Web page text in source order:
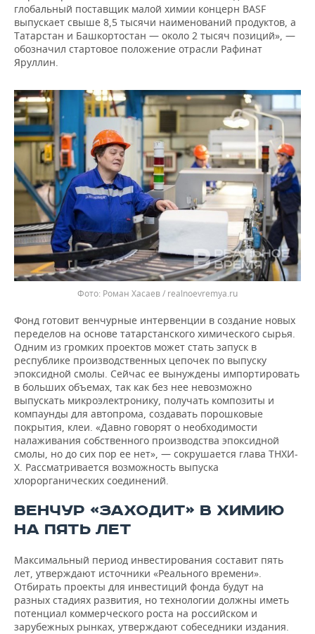
глобальный поставщик малой химии концерн BASF
выпускает свыше 8,5 тысячи наименований продуктов, а
Татарстан и Башкортостан — около 2 тысяч позиций», —
обозначил стартовое положение отрасли Рафинат
Яруллин.
Роман Хасаев / realnoevremya.ru
Фонд готовит венчурные интервенции в создание новых
переделов на основе татарстанского химического сырья.
Одним из громких проектов может стать запуск в
республике производственных цепочек по выпуску
эпоксидной смолы. Сейчас ее вынуждены импортировать
в больших объемах, так как без нее невозможно
выпускать микроэлектронику, получать композиты и
компаунды для автопрома, создавать порошковые
покрытия, клеи. «Давно говорят о необходимости
налаживания собственного производства эпоксидной
смолы, но до сих пор ее нет», — сокрушается глава ТНХИ-
Х. Рассматривается возможность выпуска
хлорорганических соединений.
ВЕНЧУР «ЗАХОДИТ» В ХИМИЮ
НА ПЯТЬ ЛЕТ
Максимальный период инвестирования составит пять
лет, утверждают источники «Реального времени».
Отбирать проекты для инвестиций фонда будут на
разных стадиях развития, но технологии должны иметь
потенциал коммерческого роста на российском и
зарубежных рынках, утверждают собеседники издания.